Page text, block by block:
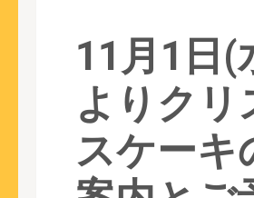
11月1日(
よりクリ
スケーキ